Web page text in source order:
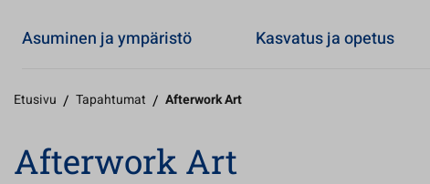
Asuminen ja ympäristö Kasvatus ja opetus
Etusivu / Tapahtumat / Afterwork Art
Afterwork Art